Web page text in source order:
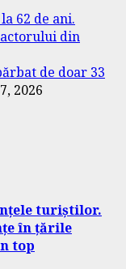
62 de ani.
din
de doar 33
2026
turiștilor.
în țările
top